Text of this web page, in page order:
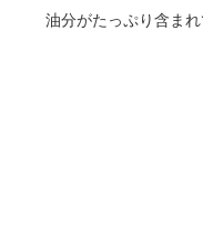
油分がたっぷり含ま